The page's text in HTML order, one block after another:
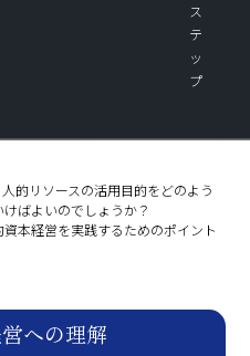
ス
テ
ッ
プ
的リソースの活用目的をどのよう
ばよいのでしょうか？
本経営を実践するためのポイント
への理解